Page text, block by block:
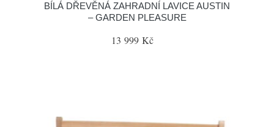
BÍLÁ DŘEVĚNÁ ZAHRADNÍ LAVICE AUSTIN
– GARDEN PLEASURE
13 999 Kč